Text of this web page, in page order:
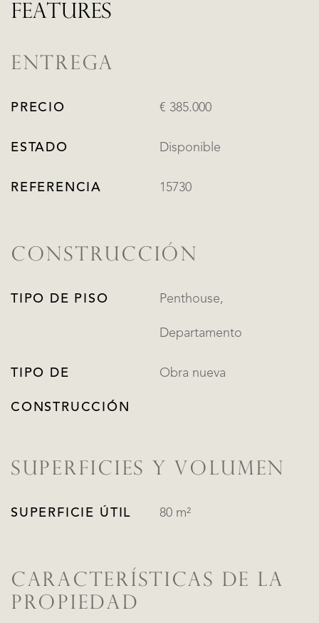
FEATURES
ENTREGA
PRECIO € 385.000
ESTADO Disponible
REFERENCIA 15730
CONSTRUCCIÓN
TIPO DE PISO Penthouse,
Departamento
TIPO DE
CONSTRUCCIÓN
Obra nueva
SUPERFICIES Y VOLUMEN
SUPERFICIE ÚTIL 80 m²
CARACTERÍSTICAS DE LA
PROPIEDAD